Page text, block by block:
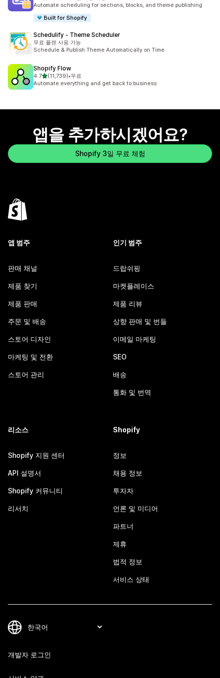
Automate scheduling for sections, blocks, and theme publishing
Built for Shopify
Schedulify ‑ Theme Scheduler
무료 플랜 사용 가능
Schedule & Publish Theme Automatically on Time
Shopify Flow
4.7별 5개 중
(11,739)
총 리뷰 11739개
•무료
Automate everything and get back to business
앱을 추가하시겠어요?
Shopify 3일 무료 체험
앱 범주
판매 채널
제품 찾기
제품 판매
주문 및 배송
스토어 디자인
마케팅 및 전환
스토어 관리
인기 범주
드랍쉬핑
마켓플레이스
제품 리뷰
상향 판매 및 번들
이메일 마케팅
SEO
배송
통화 및 번역
리소스
Shopify 지원 센터
API 설명서
Shopify 커뮤니티
리서치
Shopify
정보
채용 정보
투자자
언론 및 미디어
파트너
제휴
법적 정보
서비스 상태
개발자 로그인